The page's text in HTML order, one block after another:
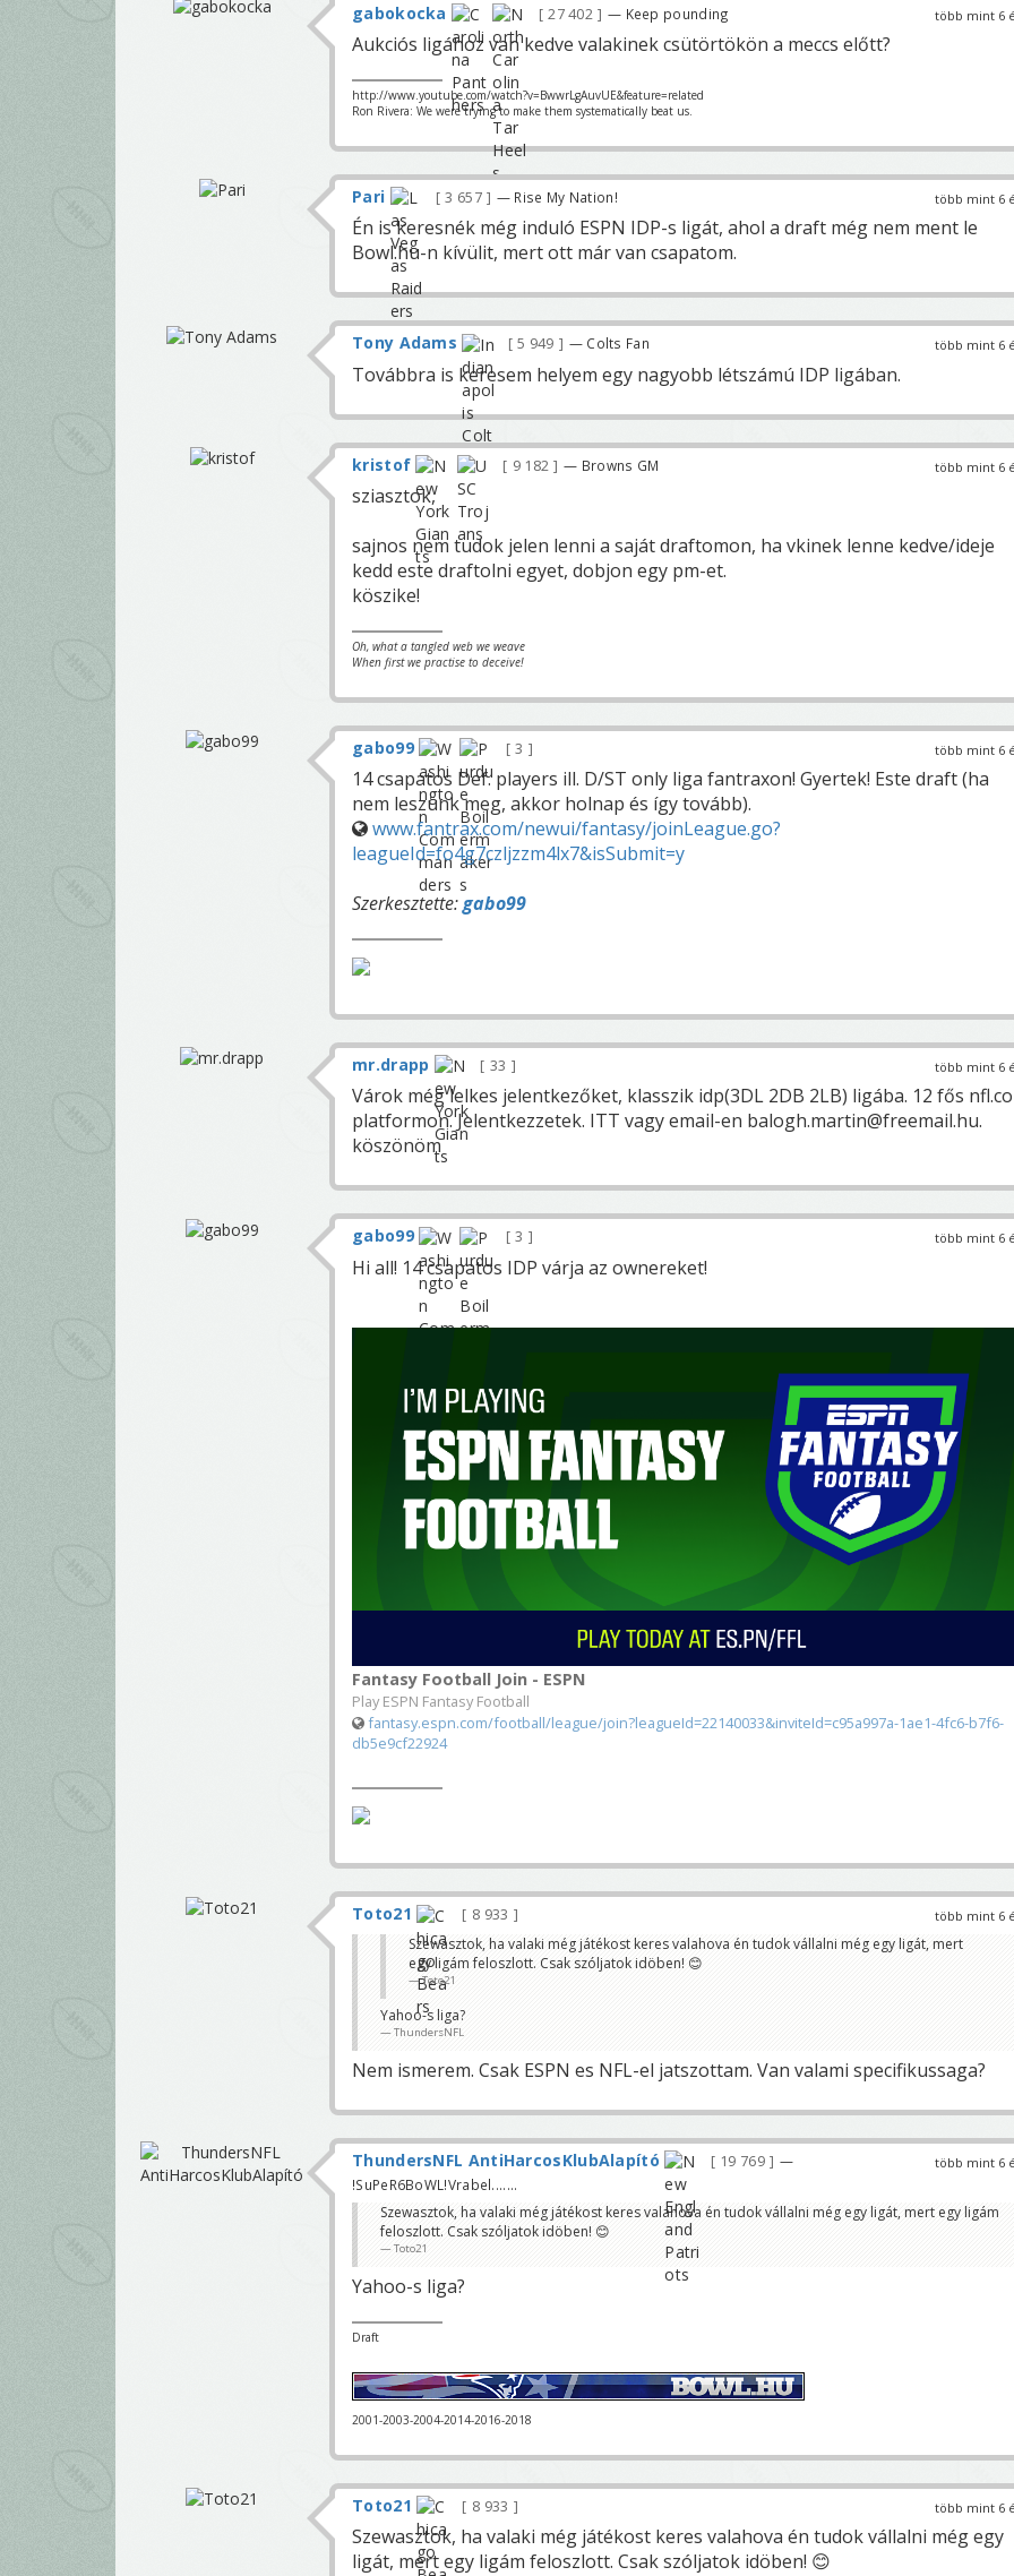
több mint 6
gabokocka 27 402 — Keep pounding
Aukciós ligához van kedve valakinek csütörtökön a meccs előtt?
http://www.youtube.com/watch?v=BwwrLgAuvUE&feature=related
Ron Rivera: We were trying to make them systematically beat us.
több mint 6
Pari 3 657 — Rise My Nation!
Én is keresnék még induló ESPN IDP-s ligát, ahol a draft még nem ment le
Bowl.hu-n kívülit, mert ott már van csapatom.
több mint 6
Tony Adams 5 949 — Colts Fan
Továbbra is keresem helyem egy nagyobb létszámú IDP ligában.
több mint 6
kristof 9 182 — Browns GM
sziasztok,
sajnos nem tudok jelen lenni a saját draftomon, ha vkinek lenne kedve/ideje
kedd este draftolni egyet, dobjon egy pm-et.
köszike!
Oh, what a tangled web we weave
When first we practise to deceive!
több mint 6
gabo99 3
14 csapatos Def. players ill. D/ST only liga fantraxon! Gyertek! Este draft (ha
nem leszünk meg, akkor holnap és így tovább).
www.fantrax.com/newui/fantasy/joinLeague.go?
leagueId=fo4g7czljzzm4lx7&isSubmit=y
Szerkesztette:gabo99
több mint 6
mr.drapp 33
Várok még lelkes jelentkezőket, klasszik idp(3DL 2DB 2LB) ligába. 12 fős
platformon. Jelentkezzetek. ITT vagy email-en balogh.martin@freemail.hu.
köszönöm
több mint 6
gabo99 3
Hi all! 14 csapatos IDP várja az ownereket!
Fantasy Football Join - ESPN
Play ESPN Fantasy Football
fantasy.espn.com/football/league/join?leagueId=22140033&inviteId=c95a997a-1ae1-4fc6-b7f6-
db5e9cf22924
több mint 6
Toto21
8 933
Szewasztok, ha valaki még játékost keres valahova én tudok vállalni még egy ligát, mert
egy ligám feloszlott. Csak szóljatok idöben! 😊
Toto21
Yahoo-s liga?
ThundersNFL
Nem ismerem. Csak ESPN es NFL-el jatszottam. Van valami specifikussaga?
több mint 6
ThundersNFL AntiHarcosKlubAlapító 19 769
—
!SuPeR6BoWL!Vrabel.......
Szewasztok, ha valaki még játékost keres valahova én tudok vállalni még egy ligát, mert egy ligám
feloszlott. Csak szóljatok idöben! 😊
Toto21
Yahoo-s liga?
Draft
2001-2003-2004-2014-2016-2018
több mint 6
Toto21 8 933
Szewasztok, ha valaki még játékost keres valahova én tudok vállalni még egy
ligát, mert egy ligám feloszlott. Csak szóljatok idöben! 😊